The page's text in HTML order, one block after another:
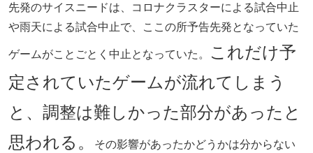
先発のサイスニードは、コロナクラスターによる試合中止
や雨天による試合中止で、ここの所予告先発となっていた
ゲームがことごとく中止となっていた。
これだけ予
定されていたゲームが流れてしまう
と、調整は難しかった部分があったと
思われる。
その影響があったかどうかは分からない